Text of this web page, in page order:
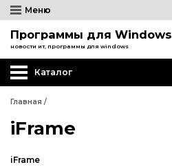
Меню
Программы для Windows
новости ит, программы для windows
Каталог
Главная /
iFrame
iFrame